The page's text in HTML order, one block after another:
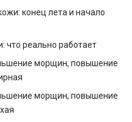
конец лета и начало
что реально работает
морщин, повышение
морщин, повышение